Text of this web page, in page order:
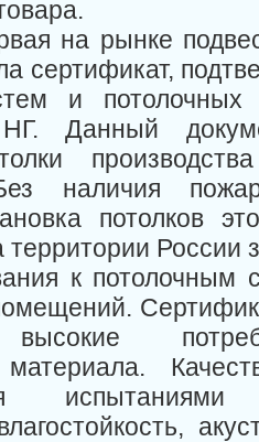
на рынке
сертификат,
и
НГ. Данный
наличия
потолков
территории России
к потолочным
высокие